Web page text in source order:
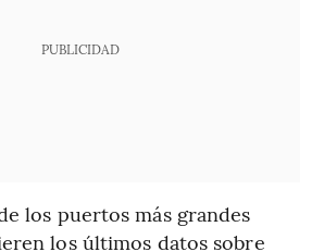
PUBLICIDAD
los puertos más grandes
los últimos datos sobre